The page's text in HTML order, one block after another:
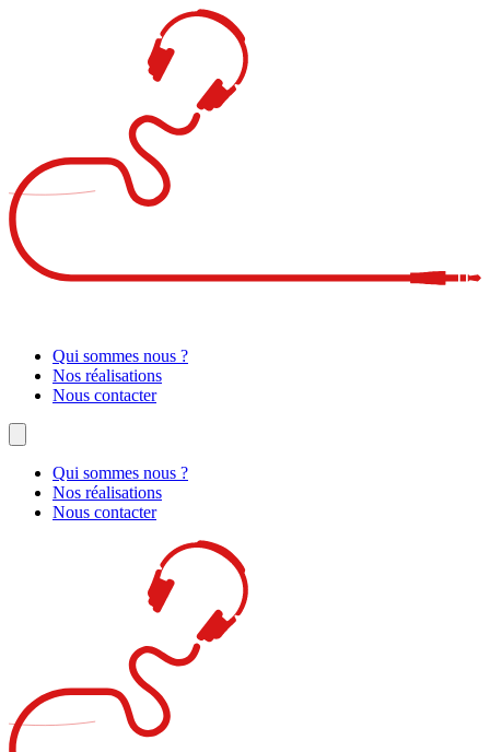
Qui sommes nous ?
Nos réalisations
Nous contacter
Qui sommes nous ?
Nos réalisations
Nous contacter